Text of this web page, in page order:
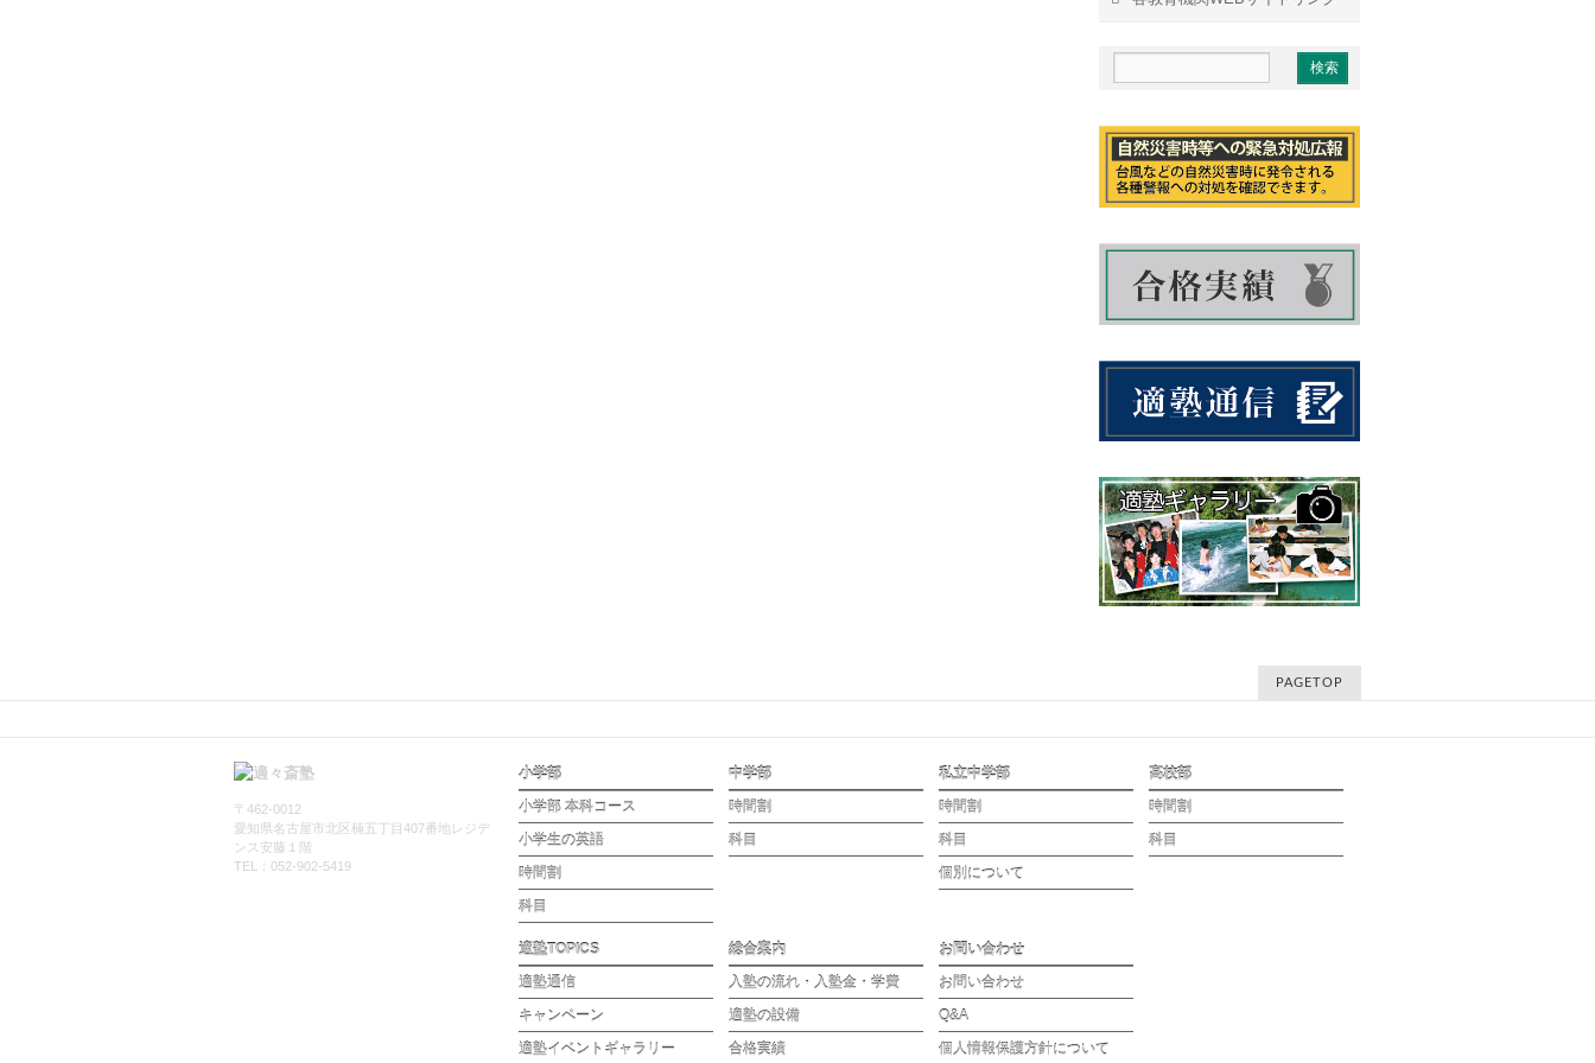
PAGETOP
〒462-0012
愛知県名古屋市北区楠五丁目407番地レジデ
ンス安藤１階
TEL：052-902-5419
小学部
小学部 本科コース
小学生の英語
時間割
科目
中学部
時間割
科目
私立中学部
時間割
科目
個別について
高校部
時間割
科目
適塾TOPICS
適塾通信
キャンペーン
適塾イベントギャラリー
総合案内
入塾の流れ・入塾金・学費
適塾の設備
合格実績
お問い合わせ
お問い合わせ
Q&A
個人情報保護方針について